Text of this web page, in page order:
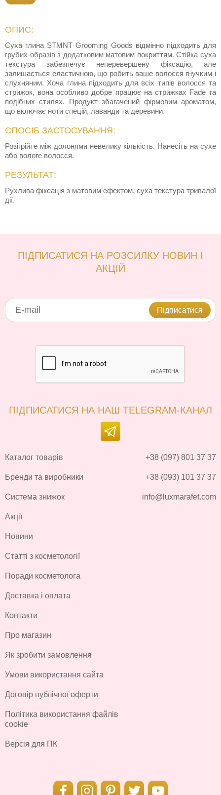
ОПИС:
Суха глина STMNT Grooming Goods відмінно підходить для
грубих образів з додатковим матовим покриттям. Стійка суха
текстура забезпечує неперевершену фіксацію, але
залишається еластичною, що робить ваше волосся гнучким і
слухняним. Хоча глина підходить для всіх типів волосся та
стрижок, вона особливо добре працює на стрижках Fade та
подібних стилях. Продукт збагачений фірмовим ароматом,
що включає ноти спецій, лаванди та деревини.
СПОСІБ ЗАСТОСУВАННЯ:
Розігрійте між долонями невелику кількість. Нанесіть на сухе
або вологе волосся.
РЕЗУЛЬТАТ:
Рухлива фіксація з матовим ефектом, суха текстура тривалої
дії.
ПІДПИСАТИСЯ НА РОЗСИЛКУ НОВИН І
АКЦІЙ
Підписатися
ПІДПИСАТИСЯ НА НАШ TELEGRAM-КАНАЛ
Каталог товарів
Бренди та виробники
Система знижок
Акції
Новини
Статті з косметології
Поради косметолога
Доставка і оплата
Контакти
Про магазин
Як зробити замовлення
Умови використання сайта
Договір публічної оферти
Політика використання файлів
cookie
Версія для ПК
+38 (097) 801 37 37
+38 (093) 101 37 37
info@luxmarafet.com